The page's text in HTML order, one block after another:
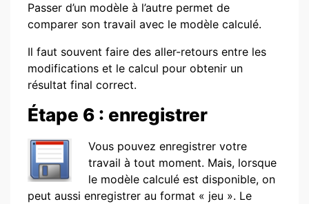
Passer d’un modèle à l’autre permet de
comparer son travail avec le modèle calculé.
Il faut souvent faire des aller-retours entre les
modifications et le calcul pour obtenir un
résultat final correct.
Étape 6 : enregistrer
Vous pouvez enregistrer votre
travail à tout moment. Mais, lorsque
le modèle calculé est disponible, on
peut aussi enregistrer au format « jeu ». Le